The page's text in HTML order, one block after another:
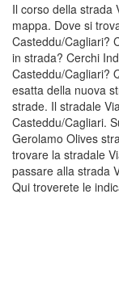
Il corso della strada
mappa. Dove si
Casteddu/Cagliari?
in strada? Cerchi
Casteddu/Cagliari?
esatta della nuova
strade. Il stradale
Casteddu/Cagliari.
Gerolamo Olives
trovare la stradale
passare alla strada
Qui troverete le